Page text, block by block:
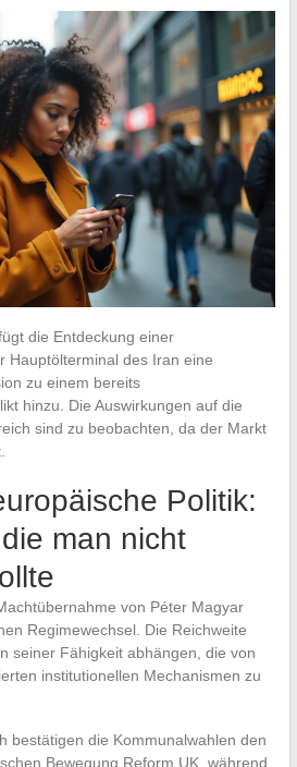
die Entdeckung einer
Hauptölterminal des Iran eine
zu einem bereits
hinzu. Die Auswirkungen auf die
sind zu beobachten, da der Markt
Politik:
man nicht
von Péter Magyar
Regimewechsel. Die Reichweite
seiner Fähigkeit abhängen, die von
institutionellen Mechanismen zu
bestätigen die Kommunalwahlen den
Bewegung Reform UK, während